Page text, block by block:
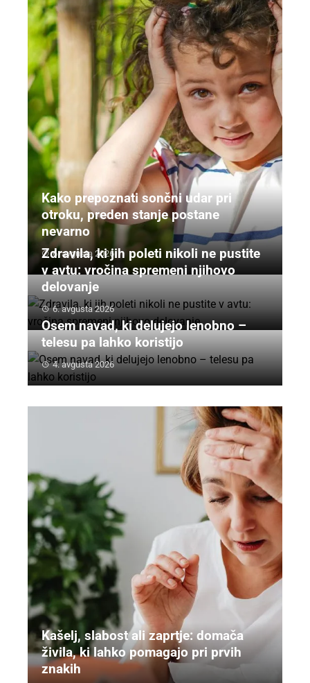
Kako prepoznati sončni udar pri
otroku, preden stanje postane
nevarno
6. avgusta 2026
Zdravila, ki jih poleti nikoli ne pustite
v avtu: vročina spremeni njihovo
delovanje
6. avgusta 2026
Osem navad, ki delujejo lenobno –
telesu pa lahko koristijo
4. avgusta 2026
Kašelj, slabost ali zaprtje: domača
živila, ki lahko pomagajo pri prvih
znakih